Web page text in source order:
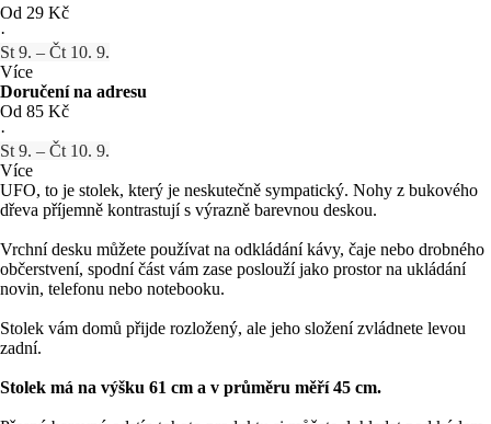
Od 29 Kč
·
St 9. – Čt 10. 9.
Více
Doručení na adresu
Od 85 Kč
·
St 9. – Čt 10. 9.
Více
UFO, to je stolek, který je neskutečně sympatický. Nohy z bukového
dřeva příjemně kontrastují s výrazně barevnou deskou.
Vrchní desku můžete používat na odkládání kávy, čaje nebo drobného
občerstvení, spodní část vám zase poslouží jako prostor na ukládání
novin, telefonu nebo notebooku.
Stolek vám domů přijde rozložený, ale jeho složení zvládnete levou
zadní.
Stolek má na výšku 61 cm a v průměru měří 45 cm.